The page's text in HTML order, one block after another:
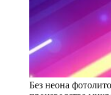
Без неона